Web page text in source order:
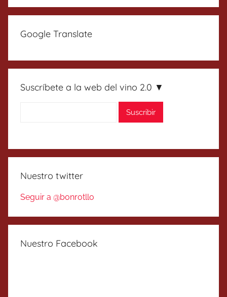
Google Translate
Suscríbete a la web del vino 2.0 ▼
Nuestro twitter
Seguir a @bonrotllo
Nuestro Facebook